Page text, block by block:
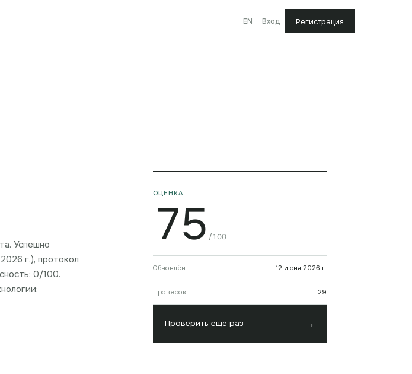
EN Вход Регистрация
Успешно
г.), протокол
0/100.
ОЦЕНКА
75 /100
Обновлён 12 июня 2026 г.
Проверок 29
Проверить ещё раз →